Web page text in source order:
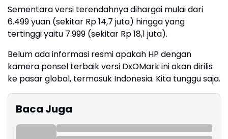
Sementara versi terendahnya dihargai mulai dari
6.499 yuan (sekitar Rp 14,7 juta) hingga yang
tertinggi yaitu 7.999 (sekitar Rp 18,1 juta).
Belum ada informasi resmi apakah HP dengan
kamera ponsel terbaik versi DxOMark ini akan dirilis
ke pasar global, termasuk Indonesia. Kita tunggu saja.
Baca Juga